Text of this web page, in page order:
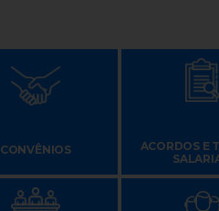
CONVÊNIOS
ACORDOS E